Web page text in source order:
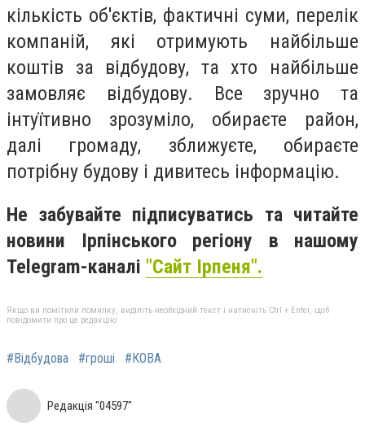
кількість об'єктів, фактичні суми, перелік
компаній, які отримують найбільше
коштів за відбудову, та хто найбільше
замовляє відбудову. Все зручно та
інтуїтивно зрозуміло, обираєте район,
далі громаду, зближуєте, обираєте
потрібну будову і дивитесь інформацію.
Не забувайте підписуватись та читайте
новини Ірпінського регіону в нашому
Telegram-каналі "Сайт Ірпеня".
Якщо ви помітили помилку, виділіть необхідний текст і натисніть Ctrl + Enter, щоб
повідомити про це редакцію
#Відбудова #гроші #КОВА
Редакція "04597"